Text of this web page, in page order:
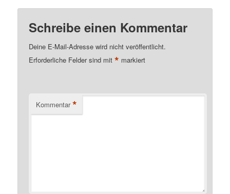
Schreibe einen Kommentar
Deine E-Mail-Adresse wird nicht veröffentlicht.
Erforderliche Felder sind mit* markiert
Kommentar *